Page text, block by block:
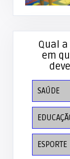
Qual
em
SAÚDE
ESPORTE